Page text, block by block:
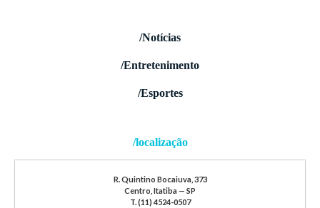
/Notícias
/Entretenimento
/Esportes
/localização
R. Quintino Bocaiuva, 373
Centro, Itatiba — SP
T. (11) 4524-0507